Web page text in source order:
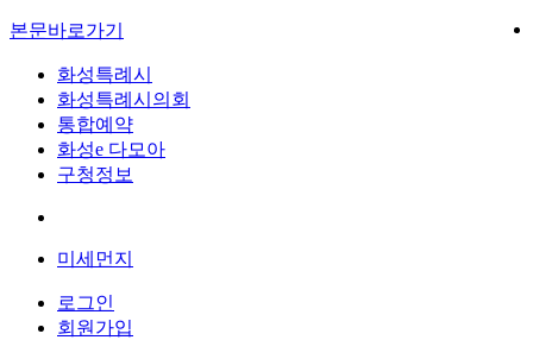
본문바로가기
화성특례시
화성특례시의회
통합예약
화성e 다모아
구청정보
미세먼지
로그인
회원가입